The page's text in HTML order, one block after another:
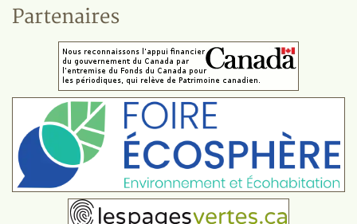
Partenaires